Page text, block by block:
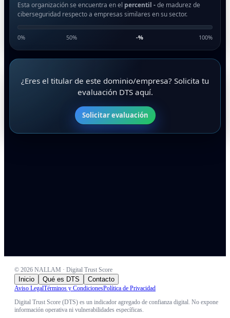
Esta organización se encuentra en el percentil -de madurez de
ciberseguridad respecto a empresas similares en su sector.
0% 50% -% 100%
¿Eres el titular de este dominio/empresa? Solicita tu
evaluación DTS aquí.
Solicitar evaluación
© 2026 NALLAM · Digital Trust Score
Inicio Qué es DTS Contacto
Aviso LegalTérminos y CondicionesPolítica de Privacidad
Digital Trust Score (DTS) es un indicador agregado de confianza digital. No expone
información operativa ni vulnerabilidades específicas.